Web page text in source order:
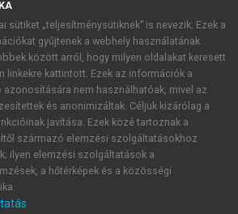
FIÓKKAL
sütiket „teljesítménysütiknek” is nevezik. Ezek a
gyűjtenek a webhely használatának
között arról, hogy milyen oldalakat keresett
linkekre kattintott. Ezek az információk a
azonosítására nem használhatóak, mivel az
és anonimizáltak. Céljuk kizárólag a
javítása. Ezek közé tartoznak a
származó elemzési szolgáltatásokhoz
ilyen elemzési szolgáltatások a
a hőtérképek és a közösségi